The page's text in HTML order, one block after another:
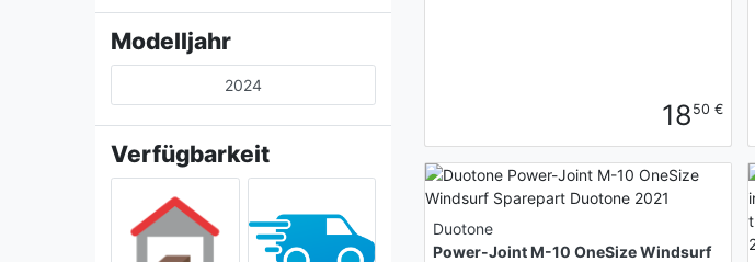
Modelljahr
2024
Verfügbarkeit
18 50 €
Duotone
Power-Joint M-10 OneSize Windsurf